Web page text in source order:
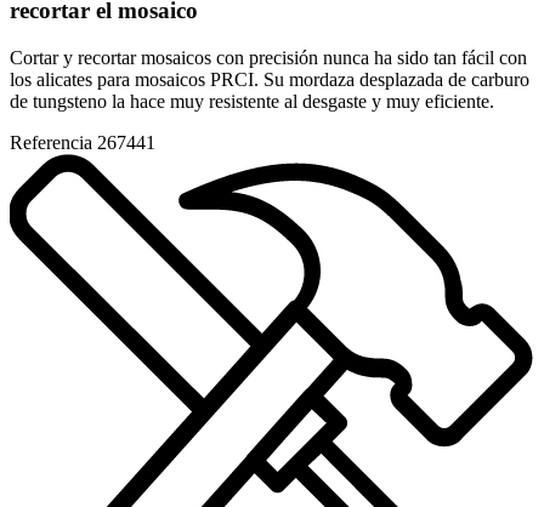
recortar el mosaico
Cortar y recortar mosaicos con precisión nunca ha sido tan fácil con
los alicates para mosaicos PRCI. Su mordaza desplazada de carburo
de tungsteno la hace muy resistente al desgaste y muy eficiente.
Referencia 267441